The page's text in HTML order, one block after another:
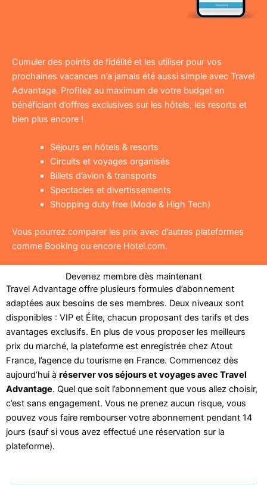
Cumuler des points de fidélité et les utiliser pour vos
prochaines vacances n’a jamais été aussi simple avec Travel
Advantage. Profitez au maximum de votre budget en
bénéficiant d’offres exclusives sur les hôtels, les resorts et
bien plus encore !
Séjours en hôtels & resorts
Circuits et voyages organisés
Billets d’avion & transports
Spectacles et divertissements
Shopping duty free (Mode & High Tech)
Vous pourrez comparer les prix avec d’autres plateformes
comme Booking ou encore Hotel.com.
Devenez membre dès maintenant
Travel Advantage offre plusieurs formules d’abonnement
adaptées aux besoins de ses membres. Deux niveaux sont
disponibles : VIP et Élite, chacun proposant des tarifs et des
avantages exclusifs. En plus de vous proposer les meilleurs
prix du marché, la plateforme est enregistrée chez Atout
France, l’agence du tourisme en France. Commencez dès
aujourd’hui à réserver vos séjours et voyages avec Travel
Advantage. Quel que soit l’abonnement que vous allez choisir,
c’est sans engagement. Vous ne prenez aucun risque, vous
pouvez vous faire rembourser votre abonnement pendant 14
jours (sauf si vous avez effectué une réservation sur la
plateforme).